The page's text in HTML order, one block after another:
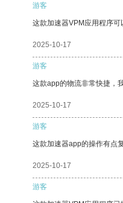
游客
这款加速器VPM应用程序可
2025-10-17
游客
这款app的物流非常快捷，
2025-10-17
游客
这款加速器app的操作有点
2025-10-17
游客